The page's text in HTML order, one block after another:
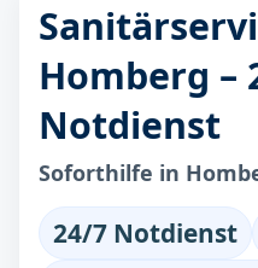
Homberg –
Notdienst
Soforthilfe in
24/7 Notdienst